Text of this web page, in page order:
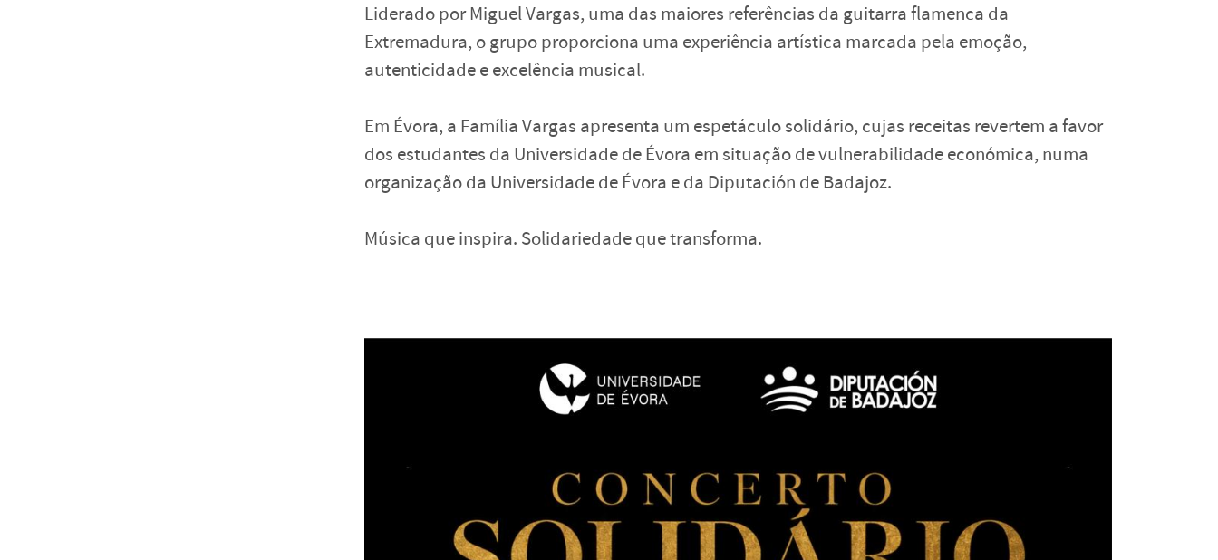
Liderado por Miguel Vargas, uma das maiores referências da guitarra flamenca da
Extremadura, o grupo proporciona uma experiência artística marcada pela emoção,
autenticidade e excelência musical.
Em Évora, a Família Vargas apresenta um espetáculo solidário, cujas receitas revertem a favor
dos estudantes da Universidade de Évora em situação de vulnerabilidade económica, numa
organização da Universidade de Évora e da Diputación de Badajoz.
Música que inspira. Solidariedade que transforma.